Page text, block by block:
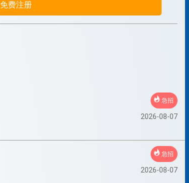
免费注册
急招
2026-08-07
急招
2026-08-07